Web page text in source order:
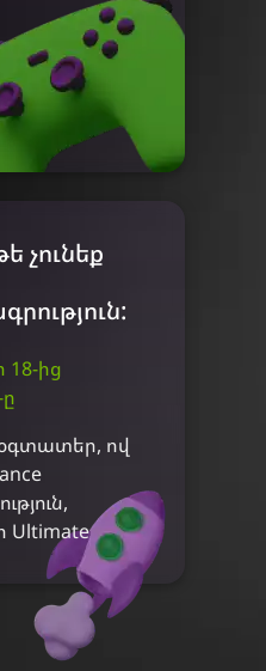
չունեք
18-ից
օգտատեր, ով
Ultimate